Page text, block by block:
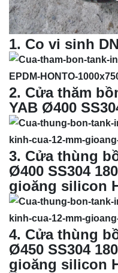
1. Co vi sinh
2. Cửa thăm
YAB Ø400
3. Cửa thùng
Ø400 SS304
gioăng silicon
4. Cửa thùng
Ø450 SS304
gioăng silicon